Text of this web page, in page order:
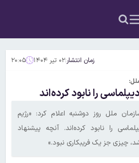
زمان انتشار:۰۲ تیر ۱۴۰۴ ۲۰:۰۵
را نابود کرده‌اند
ملل روز دوشنبه اعلام کرد: «رژیم
را نابود کرده‌اند. آنچه پیشنهاد
چیزی جز یک فریبکاری نبود.»